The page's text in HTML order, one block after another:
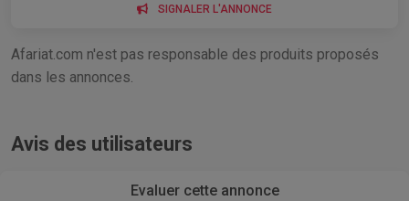
SIGNALER L'ANNONCE
Afariat.com n'est pas responsable des produits proposés
dans les annonces.
Avis des utilisateurs
Evaluer cette annonce